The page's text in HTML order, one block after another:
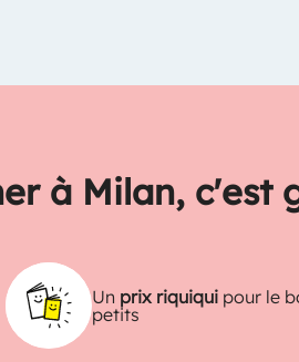
à Milan, c'est
Un prix riquiqui pour le
petits